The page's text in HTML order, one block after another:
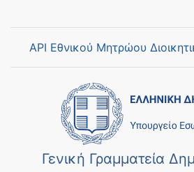
API Εθνικού Μητρώου
Γενική Γραμματεία